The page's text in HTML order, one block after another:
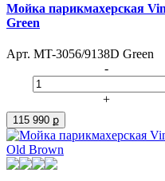
Мойка парикмахерская
Green
Арт. MT-3056/9138D Green
-
+
115 990 ք